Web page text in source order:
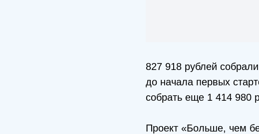
827 918 рублей
до начала первых
собрать еще 1 414 980
Проект «Больше, чем